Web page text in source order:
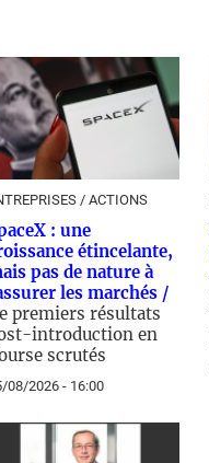
/ ACTIONS
: une
étincelante,
pas de nature à
les marchés /
premiers résultats
introduction en
scrutés
08/2026 - 16:00